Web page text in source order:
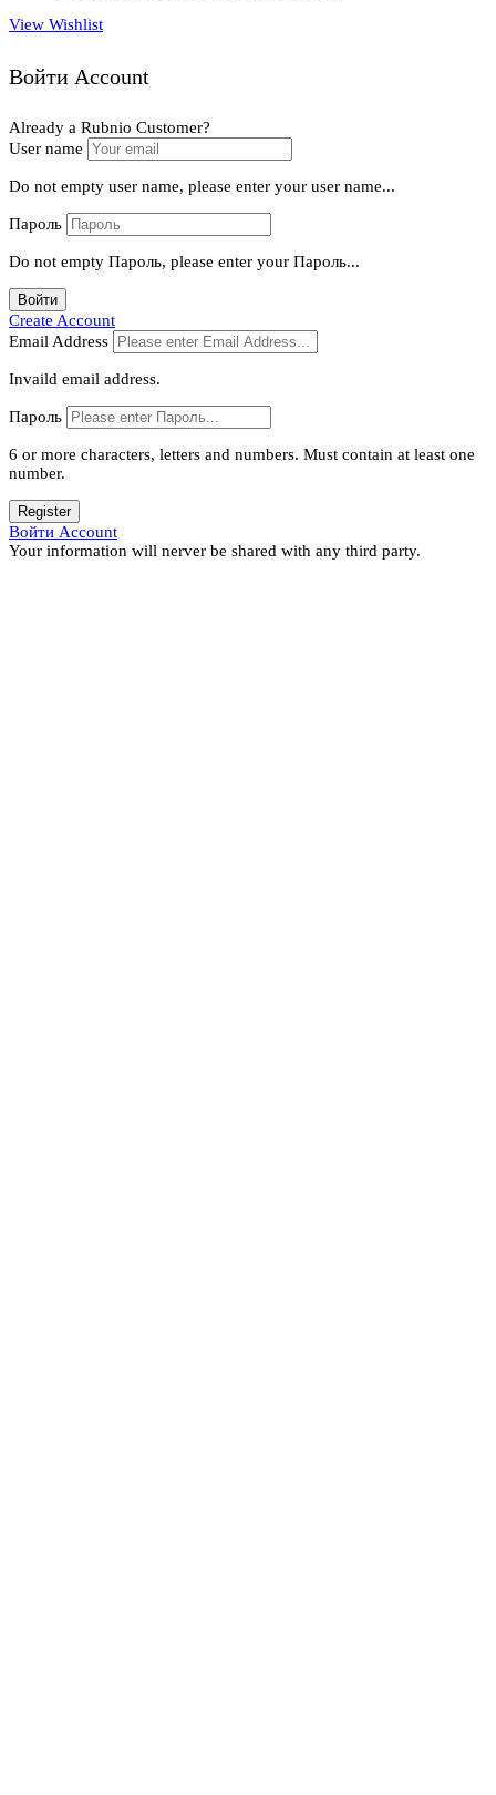
View Wishlist
Войти Account
Already a Rubnio Customer?
User name
Do not empty user name, please enter your user name...
Пароль
Do not empty Пароль, please enter your Пароль...
Войти
Create Account
Email Address
Invaild email address.
Пароль
6 or more characters, letters and numbers. Must contain at least one
number.
Register
Войти Account
Your information will nerver be shared with any third party.